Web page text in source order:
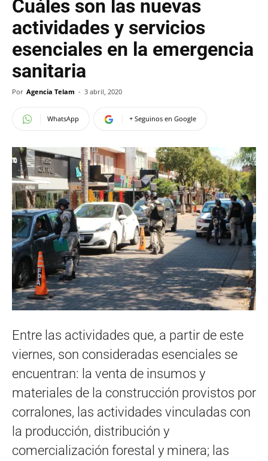
Cuáles son las nuevas
actividades y servicios
esenciales en la emergencia
sanitaria
Por Agencia Telam - 3 abril, 2020
WhatsApp + Seguinos en Google
Entre las actividades que, a partir de este
viernes, son consideradas esenciales se
encuentran: la venta de insumos y
materiales de la construcción provistos por
corralones, las actividades vinculadas con
la producción, distribución y
comercialización forestal y minera; las